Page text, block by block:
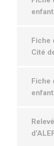
enfant
Fiche
Cité
Fiche